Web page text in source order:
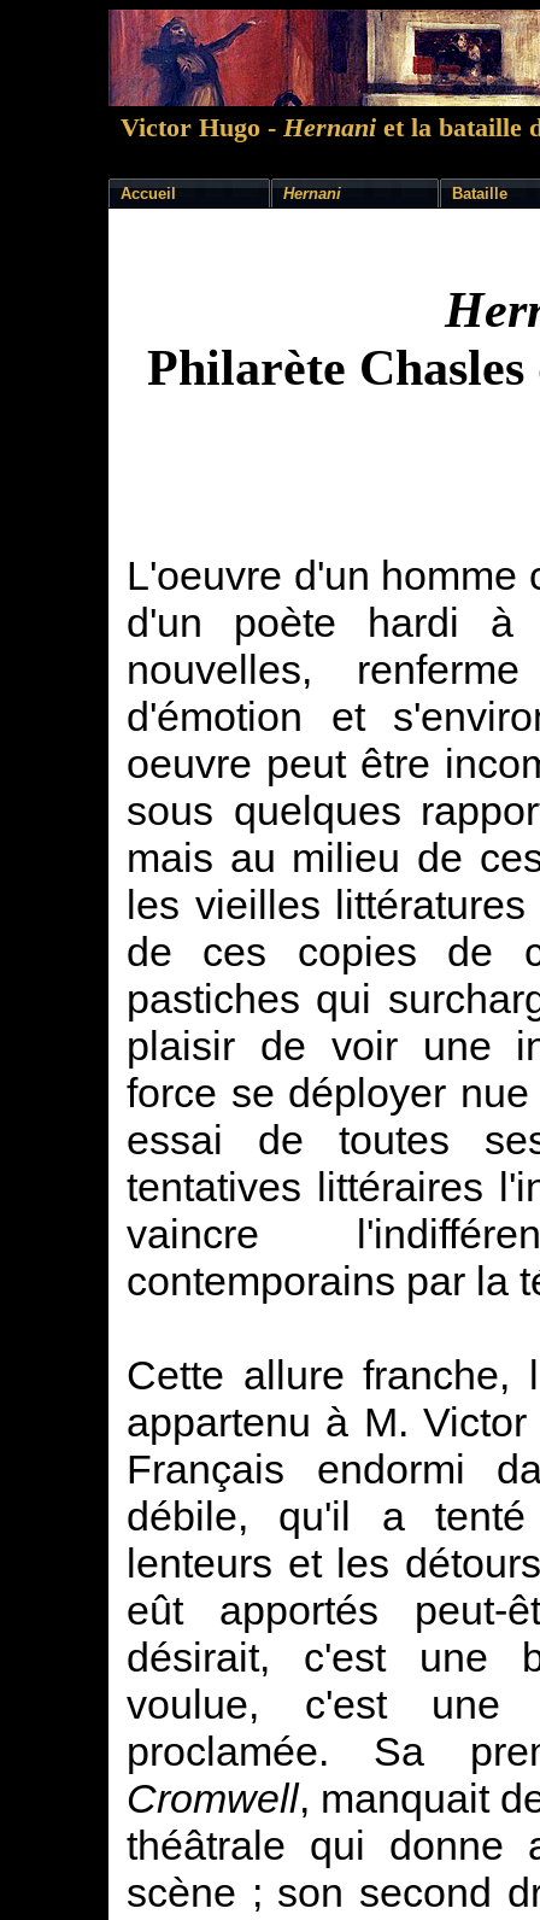
Victor Hugo - Hernani et la bataille
Accueil Hernani Bataille
Philarète
L'oeuvre d'un homme
d'un poète hardi à
nouvelles,
d'émotion et
oeuvre peut être
sous quelques
mais au milieu de
les vieilles
de ces copies de
pastiches qui
plaisir de voir une
force se déployer
essai de toutes
tentatives littéraires
vaincre
contemporains par la
Cette allure franche,
appartenu à M.
Français endormi
débile, qu'il a
lenteurs et les
eût apportés peut-
désirait, c'est une
voulue, c'est une
proclamée. Sa
Cromwell, manquait
théâtrale qui donne
scène ; son second